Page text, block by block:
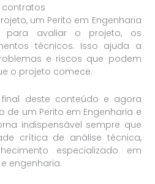
um Perito em Engenharia
para avaliar o projeto, os
técnicos. Isso ajuda a
e riscos que podem
o projeto comece.
deste conteúdo e agora
de um Perito em Engenharia e
indispensável sempre que
crítica de análise técnica,
especializado em
engenharia.